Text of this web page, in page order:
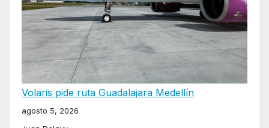
Volaris pide ruta Guadalajara Medellín
agosto 5, 2026